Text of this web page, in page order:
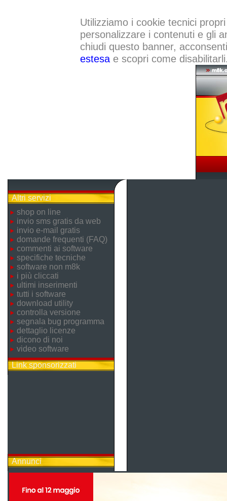
Utilizziamo i cookie tecnici
personalizzare i contenuti e gli
chiudi questo banner,
estesae scopri come
Altri servizi
shop on line
invio sms gratis da web
invio e-mail gratis
domande frequenti (FAQ)
commenti ai software
specifiche tecniche
software non m8k
i più cliccati
ultimi inserimenti
tutti i software
download utility
controlla versione
segnala bug programma
dettaglio licenze
dicono di noi
video software
Link sponsorizzati
Annunci